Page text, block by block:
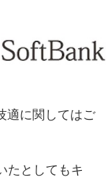
適に関してはご
たとしてもキ